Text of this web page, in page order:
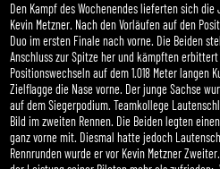
Den Kampf des Wochenendes lieferten sich
Kevin Metzner. Nach den Vorläufen auf den
Duo im ersten Finale nach vorne. Die Beiden
Anschluss zur Spitze her und kämpften
Positionswechseln auf dem 1.018 Meter langen
Zielflagge die Nase vorne. Der junge Sachse
auf dem Siegerpodium. Teamkollege
Bild im zweiten Rennen. Die Beiden legten
ganz vorne mit. Diesmal hatte jedoch
Rennrunden wurde er vor Kevin Metzner